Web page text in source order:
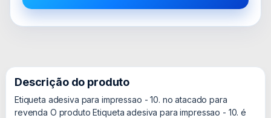
Descrição do produto
Etiqueta adesiva para impressao - 10. no atacado para
revenda O produto Etiqueta adesiva para impressao - 10. é